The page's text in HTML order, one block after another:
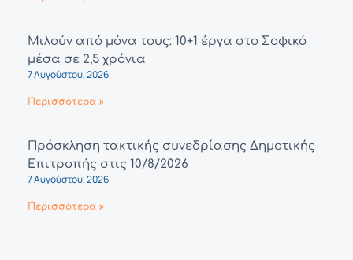
Μιλούν από μόνα τους: 10+1 έργα στο Σοφικό
μέσα σε 2,5 χρόνια
7 Αυγούστου, 2026
Περισσότερα »
Πρόσκληση τακτικής συνεδρίασης Δημοτικής
Επιτροπής στις 10/8/2026
7 Αυγούστου, 2026
Περισσότερα »